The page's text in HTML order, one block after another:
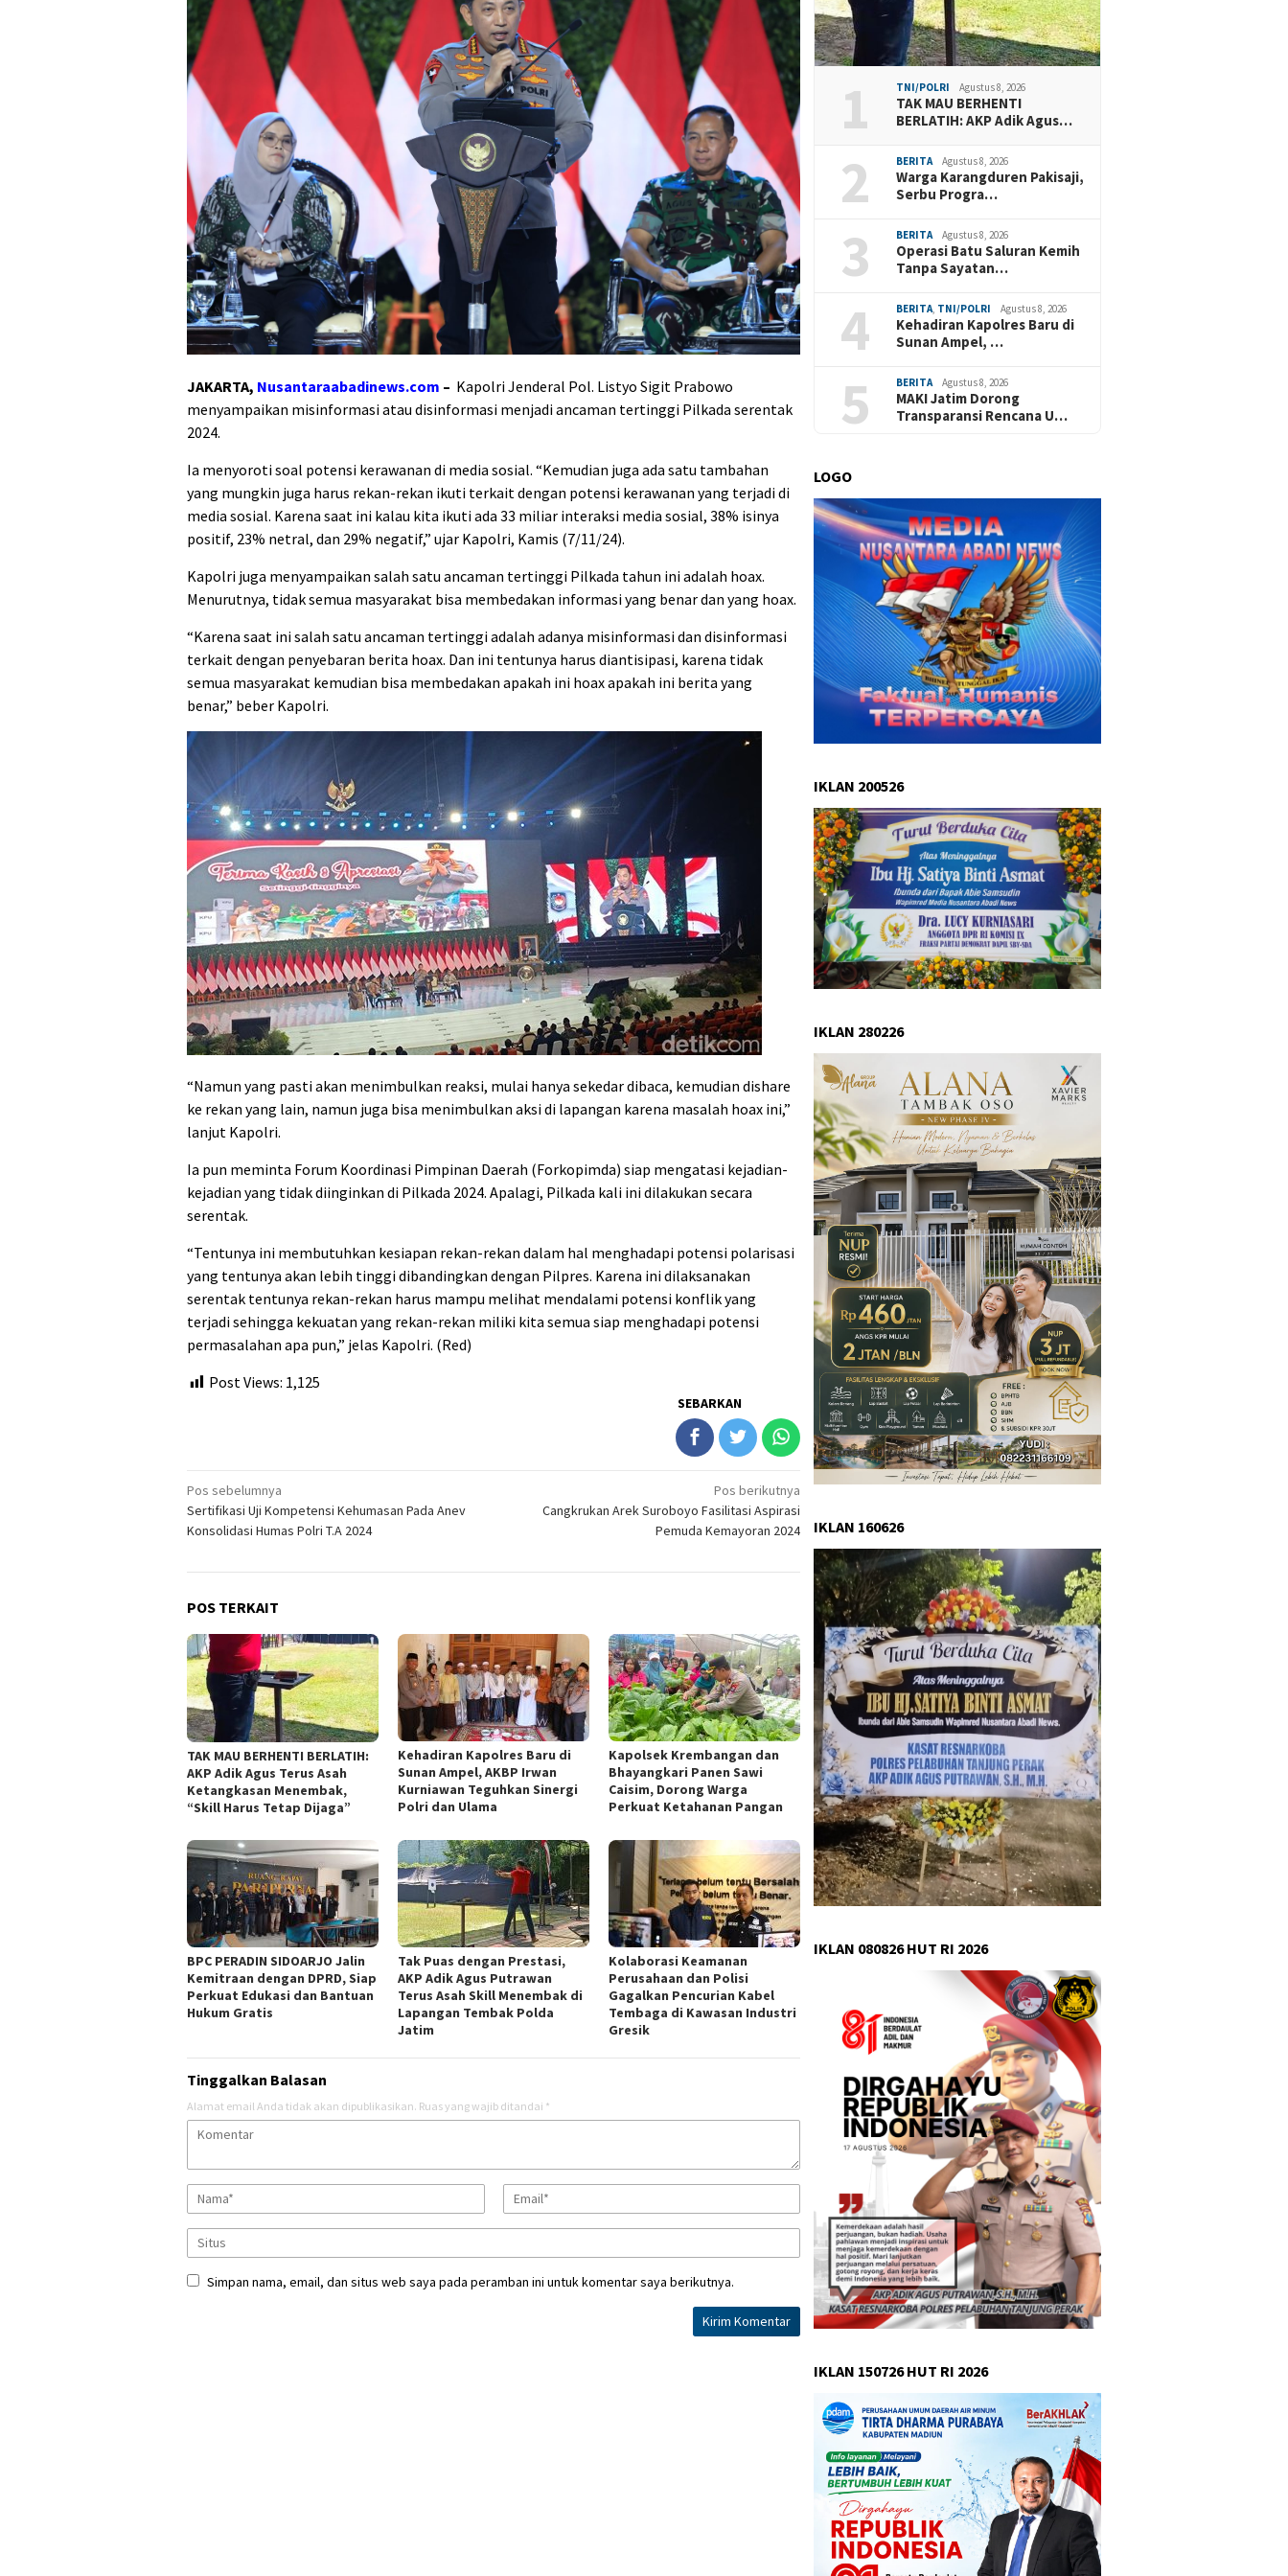
JAKARTA, Nusantaraabadinews.com – Kapolri Jenderal Pol. Listyo Sigit Prabowo
menyampaikan misinformasi atau disinformasi menjadi ancaman tertinggi Pilkada serentak
2024.
Ia menyoroti soal potensi kerawanan di media sosial. “Kemudian juga ada satu tambahan
yang mungkin juga harus rekan-rekan ikuti terkait dengan potensi kerawanan yang terjadi di
media sosial. Karena saat ini kalau kita ikuti ada 33 miliar interaksi media sosial, 38% isinya
positif, 23% netral, dan 29% negatif,” ujar Kapolri, Kamis (7/11/24).
Kapolri juga menyampaikan salah satu ancaman tertinggi Pilkada tahun ini adalah hoax.
Menurutnya, tidak semua masyarakat bisa membedakan informasi yang benar dan yang hoax.
“Karena saat ini salah satu ancaman tertinggi adalah adanya misinformasi dan disinformasi
terkait dengan penyebaran berita hoax. Dan ini tentunya harus diantisipasi, karena tidak
semua masyarakat kemudian bisa membedakan apakah ini hoax apakah ini berita yang
benar,” beber Kapolri.
“Namun yang pasti akan menimbulkan reaksi, mulai hanya sekedar dibaca, kemudian dishare
ke rekan yang lain, namun juga bisa menimbulkan aksi di lapangan karena masalah hoax ini,”
lanjut Kapolri.
Ia pun meminta Forum Koordinasi Pimpinan Daerah (Forkopimda) siap mengatasi kejadian-
kejadian yang tidak diinginkan di Pilkada 2024. Apalagi, Pilkada kali ini dilakukan secara
serentak.
“Tentunya ini membutuhkan kesiapan rekan-rekan dalam hal menghadapi potensi polarisasi
yang tentunya akan lebih tinggi dibandingkan dengan Pilpres. Karena ini dilaksanakan
serentak tentunya rekan-rekan harus mampu melihat mendalami potensi konflik yang
terjadi sehingga kekuatan yang rekan-rekan miliki kita semua siap menghadapi potensi
permasalahan apa pun,” jelas Kapolri. (Red)
Post Views: 1,125
SEBARKAN
Navigasi
pos
Pos sebelumnya
Sertifikasi Uji Kompetensi Kehumasan Pada Anev
Konsolidasi Humas Polri T.A 2024
Pos berikutnya
Cangkrukan Arek Suroboyo Fasilitasi Aspirasi
Pemuda Kemayoran 2024
POS TERKAIT
TAK MAU BERHENTI BERLATIH:
AKP Adik Agus Terus Asah
Ketangkasan Menembak,
“Skill Harus Tetap Dijaga”
Kehadiran Kapolres Baru di
Sunan Ampel, AKBP Irwan
Kurniawan Teguhkan Sinergi
Polri dan Ulama
Kapolsek Krembangan dan
Bhayangkari Panen Sawi
Caisim, Dorong Warga
Perkuat Ketahanan Pangan
BPC PERADIN SIDOARJO Jalin
Kemitraan dengan DPRD, Siap
Perkuat Edukasi dan Bantuan
Hukum Gratis
Tak Puas dengan Prestasi,
AKP Adik Agus Putrawan
Terus Asah Skill Menembak di
Lapangan Tembak Polda
Jatim
Kolaborasi Keamanan
Perusahaan dan Polisi
Gagalkan Pencurian Kabel
Tembaga di Kawasan Industri
Gresik
Tinggalkan Balasan
Alamat email Anda tidak akan dipublikasikan. Ruas yang wajib ditandai *
Simpan nama, email, dan situs web saya pada peramban ini untuk komentar saya berikutnya.
1 TNI/POLRI Agustus 8, 2026
TAK MAU BERHENTI
BERLATIH: AKP Adik Agus…
2 BERITA Agustus 8, 2026
Warga Karangduren Pakisaji,
Serbu Progra…
3 BERITA Agustus 8, 2026
Operasi Batu Saluran Kemih
Tanpa Sayatan…
4 BERITA, TNI/POLRI Agustus 8, 2026
Kehadiran Kapolres Baru di
Sunan Ampel, …
5 BERITA Agustus 8, 2026
MAKI Jatim Dorong
Transparansi Rencana U…
LOGO
IKLAN 200526
IKLAN 280226
IKLAN 160626
IKLAN 080826 HUT RI 2026
IKLAN 150726 HUT RI 2026